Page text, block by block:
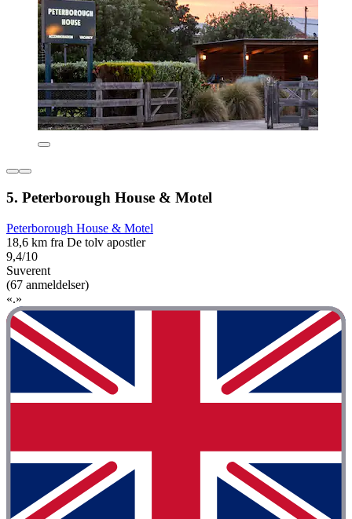
5. Peterborough House & Motel
Peterborough House & Motel
18,6 km fra De tolv apostler
9,4/10
Suverent
(67 anmeldelser)
«.»